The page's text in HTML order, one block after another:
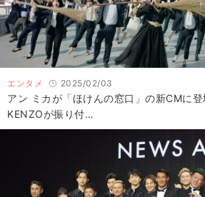
エンタメ 2025/02/03
アン ミカが「ほけんの窓口」の新CMに登
KENZOが振り付…